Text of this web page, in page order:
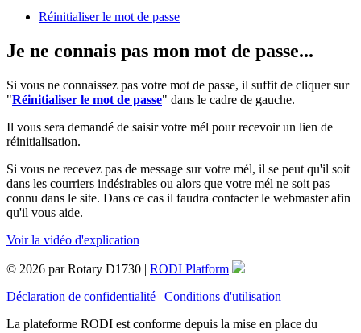
Réinitialiser le mot de passe
Je ne connais pas mon mot de passe...
Si vous ne connaissez pas votre mot de passe, il suffit de cliquer sur
"Réinitialiser le mot de passe" dans le cadre de gauche.
Il vous sera demandé de saisir votre mél pour recevoir un lien de
réinitialisation.
Si vous ne recevez pas de message sur votre mél, il se peut qu'il soit
dans les courriers indésirables ou alors que votre mél ne soit pas
connu dans le site. Dans ce cas il faudra contacter le webmaster afin
qu'il vous aide.
Voir la vidéo d'explication
© 2026 par Rotary D1730 | RODI Platform
Déclaration de confidentialité | Conditions d'utilisation
La plateforme RODI est conforme depuis la mise en place du